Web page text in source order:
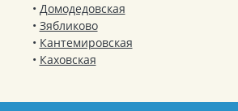
Домодедовская
Зябликово
Кантемировская
Каховская